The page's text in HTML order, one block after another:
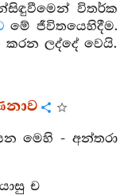
විතර්ක
මේ ජීවිතයෙහිදීම.
ලද්දේ වෙයි.
මෙහි - අන්තරා
ච